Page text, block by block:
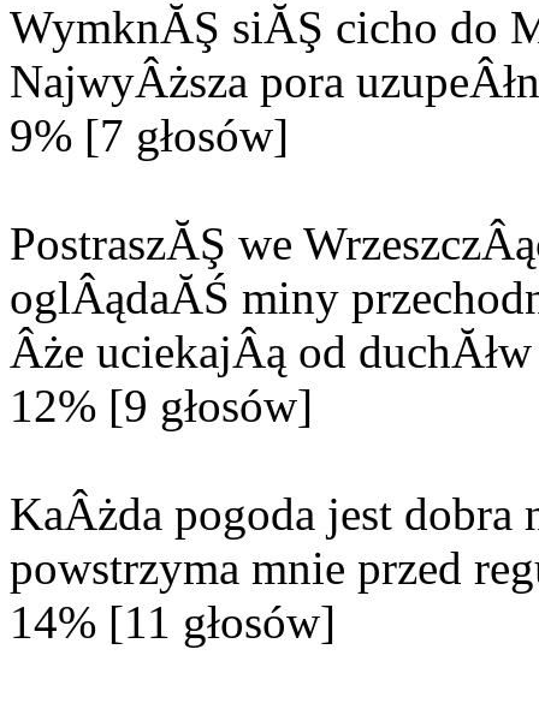
WymknĂŞ siĂŞ cicho do
NajwyÂższa pora
9% [7 głosów]
PostraszĂŞ we
oglÂądaĂŚ miny
Âże uciekajÂą od
12% [9 głosów]
KaÂżda pogoda jest
powstrzyma mnie przed
14% [11 głosów]